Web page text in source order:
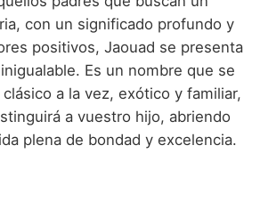
con un significado profundo y
positivos, Jaouad se presenta
Es un nombre que se
a la vez, exótico y familiar,
a vuestro hijo, abriendo
plena de bondad y excelencia.